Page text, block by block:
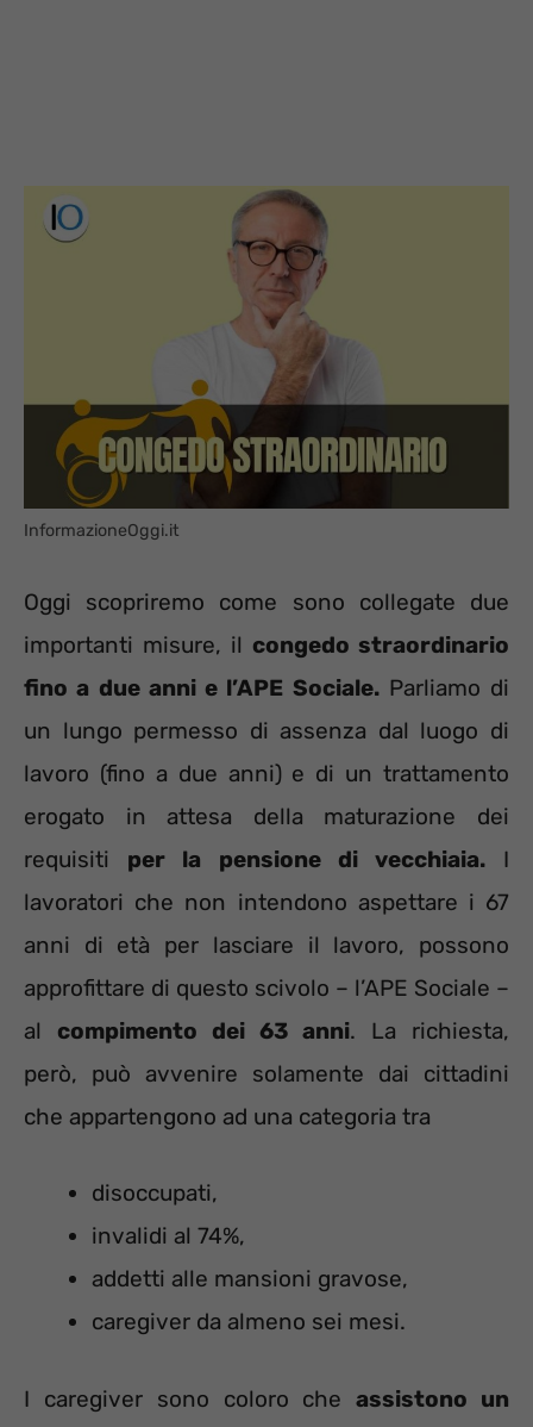
InformazioneOggi.it
Oggi scopriremo come sono collegate due
importanti misure, il congedo straordinario
fino a due anni e l’APE Sociale.Parliamo di
un lungo permesso di assenza dal luogo di
lavoro (fino a due anni) e di un trattamento
erogato in attesa della maturazione dei
requisiti per la pensione di vecchiaia.I
lavoratori che non intendono aspettare i 67
anni di età per lasciare il lavoro, possono
approfittare di questo scivolo – l’APE Sociale –
al compimento dei 63 anni. La richiesta,
però, può avvenire solamente dai cittadini
che appartengono ad una categoria tra
disoccupati,
invalidi al 74%,
addetti alle mansioni gravose,
caregiver da almeno sei mesi.
I caregiver sono coloro cheassistono un